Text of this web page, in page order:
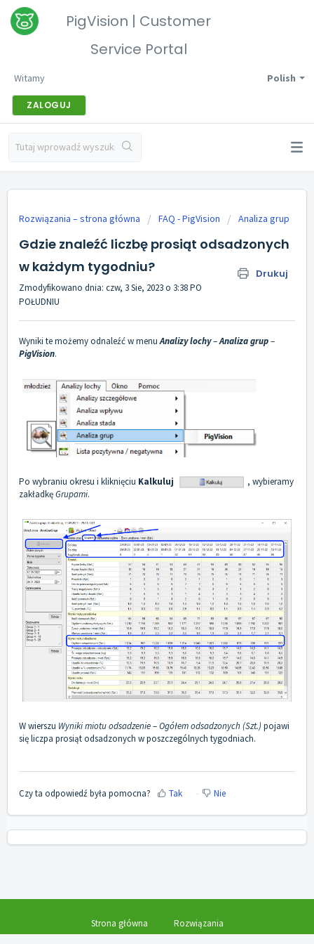
PigVision | Customer
Service Portal
Polish
Witamy
ZALOGUJ
Rozwiązania – strona główna FAQ - PigVision Analiza grup
Gdzie znaleźć liczbę prosiąt odsadzonych
w każdym tygodniu?
Drukuj
Zmodyfikowano dnia: czw, 3 Sie, 2023 o 3:38 PO
POŁUDNIU
Wyniki te możemy odnaleźć w menuAnalizy lochy–Analiza grup–
PigVision.
Po wybraniu okresu i kliknięciu Kalkuluj
, wybieramy
zakładkęGrupami.
W wierszu Wyniki miotu odsadzenie–Ogółem odsadzonych (Szt.) pojawi
się liczpa prosiąt odsadzonych w poszczególnych tygodniach.
Czy ta odpowiedź była pomocna? Tak Nie
Strona główna Rozwiązania